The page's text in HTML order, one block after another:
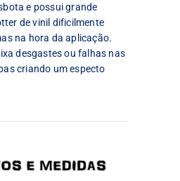
e possui grande
de vinil dificilmente
na hora da aplicação.
desgastes ou falhas nas
criando um especto